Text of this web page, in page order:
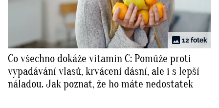
12 fotek
Co všechno dokáže vitamin C: Pomůže proti
vypadávání vlasů, krvácení dásní, ale i s lepší
náladou. Jak poznat, že ho máte nedostatek